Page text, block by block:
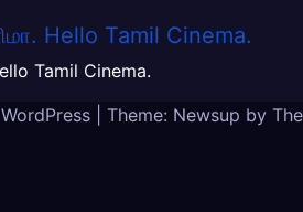
Tamil Cinema.
Theme: Newsup by